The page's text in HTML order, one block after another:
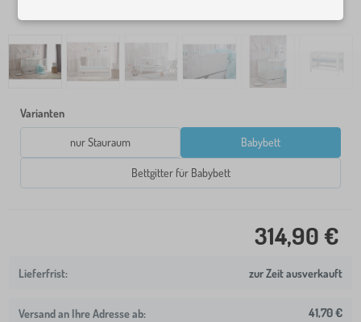
Varianten
nur Stauraum Babybett
Bettgitter für Babybett
314,90 €
zur Zeit ausverkauft
Versand an Ihre Adresse ab: 41,70 €